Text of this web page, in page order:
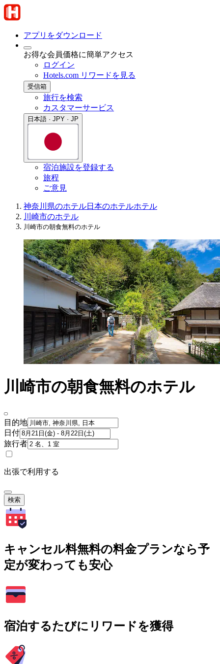
アプリをダウンロード
お得な会員価格に簡単アクセス
ログイン
Hotels.com リワードを見る
受信箱
旅行を検索
カスタマーサービス
日本語 · JPY · JP
宿泊施設を登録する
旅程
ご意見
神奈川県のホテル日本のホテルホテル
川崎市のホテル
川崎市の朝食無料のホテル
川崎市の朝食無料のホテル
目的地
日付
旅行者
出張で利用する
検索
キャンセル料無料の料金プランなら予
定が変わっても安心
宿泊するたびにリワードを獲得